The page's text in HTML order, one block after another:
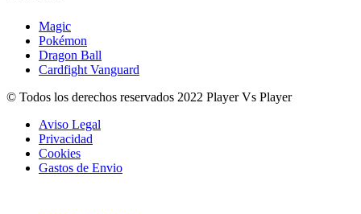
Magic
Pokémon
Dragon Ball
Cardfight Vanguard
© Todos los derechos reservados 2022 Player Vs Player
Aviso Legal
Privacidad
Cookies
Gastos de Envio